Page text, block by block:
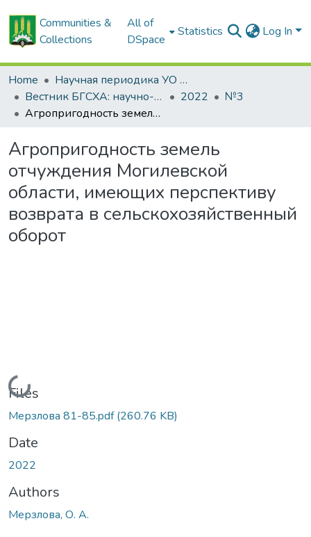
Communities &
Collections
All of
DSpace
Statistics Log In
Home
Научная периодика УО БГСХА
Вестник БГСХА: научно-методический журнал Белорусской государственной сельскохозяйственной академии
2022
№3
Агропригодность земель отчуждения Могилевской области, имеющих перспективу возврата в сельскохозяйственный оборот
Агропригодность земель
отчуждения Могилевской
области, имеющих перспективу
возврата в сельскохозяйственный
оборот
Loading...
Files
Мерзлова 81-85.pdf(260.76 KB)
Date
2022
Authors
Мерзлова, О. А.